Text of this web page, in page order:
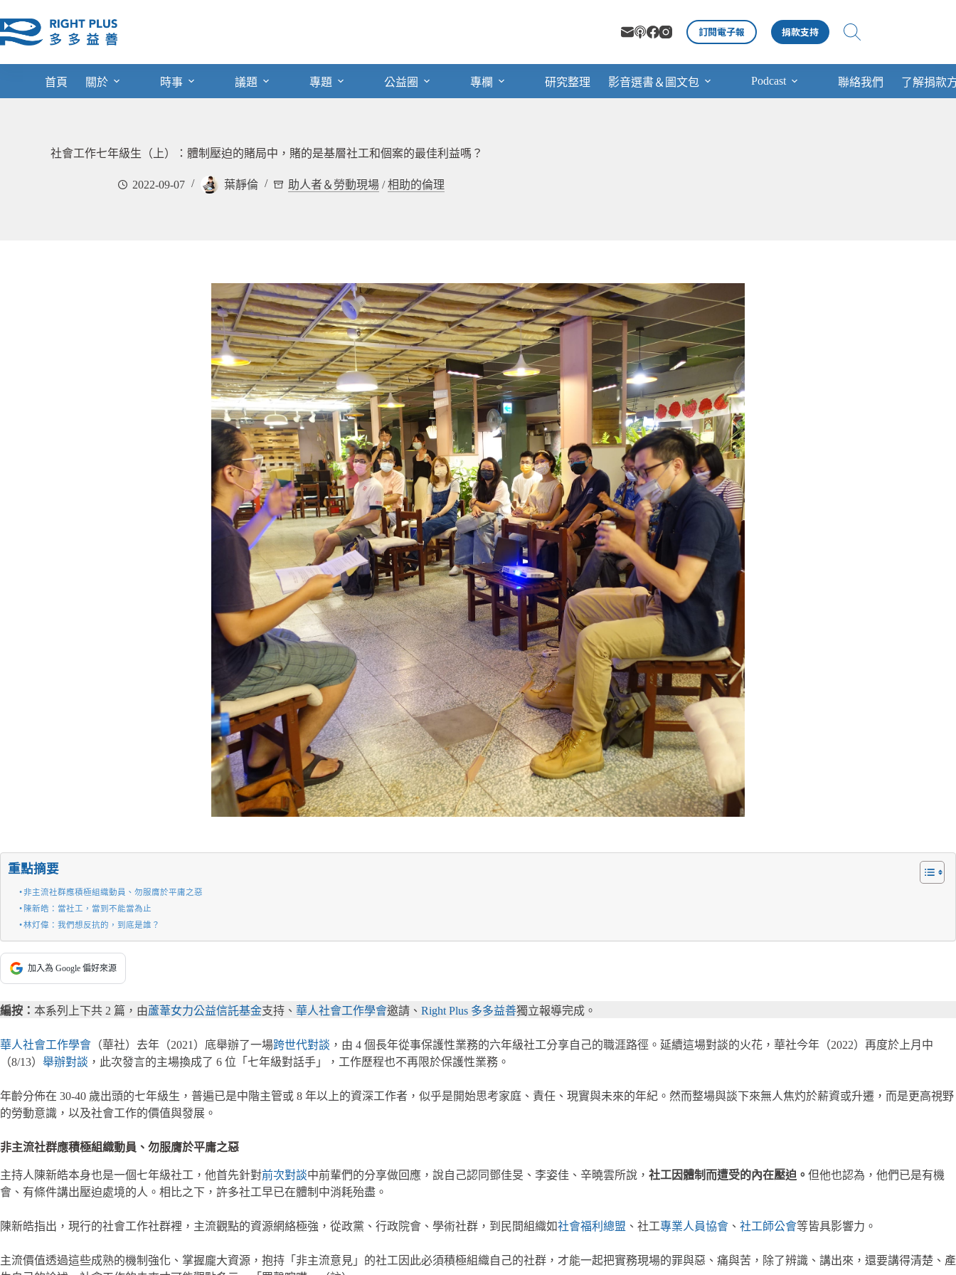
至
主
訂閱電子報 捐款支持
首頁 關於 時事 議題 專題 公益圈 專欄 研究整理 影音選書＆圖文包 Podcast 聯絡我們 了解捐款
社會工作七年級生（上）：體制壓迫的賭局中，賭的是基層社工和個案的最佳利益嗎？
2022-09-07 葉靜倫 助人者＆勞動現場/相助的倫理
重點摘要
非主流社群應積極組織動員、勿服膺於平庸之惡
陳新皓：當社工，當到不能當為止
林灯偉：我們想反抗的，到底是誰？
加入為 Google 偏好來源
編按： 本系列上下共 2 篇，由蘆葦女力公益信託基金支持、 華人社會工作學會邀請、 Right Plus 多多益善獨立報導完成。
華人社會工作學會 （華社）去年（2021）底舉辦了一場跨世代對談 ，由 4 個長年從事保護性業務的六年級社工分享自己的職涯路徑。延續這場對談的火花，華社今年（2022）再度於上月中
（8/13） 舉辦對談 ，此次發言的主場換成了 6 位「七年級對話手」，工作歷程也不再限於保護性業務。
年齡分佈在 30-40 歲出頭的七年級生，普遍已是中階主管或 8 年以上的資深工作者，似乎是開始思考家庭、責任、現實與未來的年紀。然而整場與談下來無人焦灼於薪資或升遷，而是更高視野
的勞動意識，以及社會工作的價值與發展。
非主流社群應積極組織動員、勿服膺於平庸之惡
主持人陳新皓本身也是一個七年級社工，他首先針對前次對談中前輩們的分享做回應，說自己認同鄧佳旻、李姿佳、辛曉雲所說， 社工因體制而遭受的內在壓迫。 但他也認為，他們已是有機
會、有條件講出壓迫處境的人。相比之下，許多社工早已在體制中消耗殆盡。
陳新皓指出，現行的社會工作社群裡，主流觀點的資源網絡極強，從政黨、行政院會、學術社群，到民間組織如社會福利總盟 、社工專業人員協會 、 社工師公會等皆具影響力。
主流價值透過這些成熟的機制強化、掌握龐大資源，抱持「非主流意見」的社工因此必須積極組織自己的社群，才能一起把實務現場的罪與惡、痛與苦，除了辨識、講出來，還要講得清楚、產